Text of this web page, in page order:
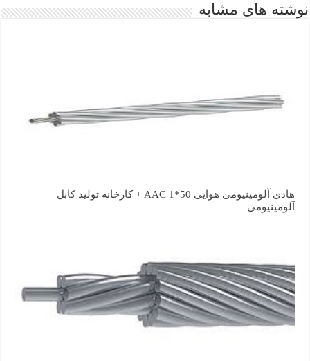
نوشته های مشابه
هادی آلومینیومی هوایی 50*1 AAC + کارخانه تولید کابل
آلومینیومی